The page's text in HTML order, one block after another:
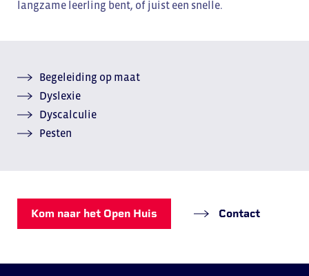
langzame leerling bent, of juist een snelle.
Begeleiding op maat
Dyslexie
Dyscalculie
Pesten
Kom naar het Open Huis Contact